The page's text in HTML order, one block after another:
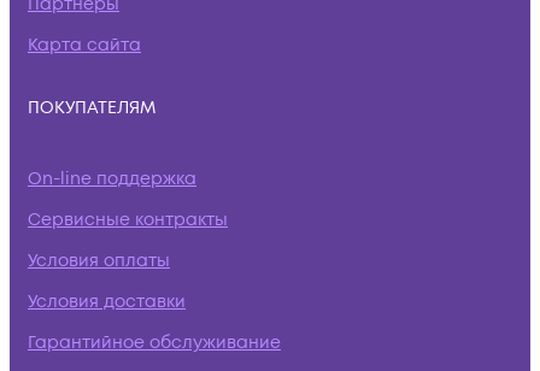
Карта сайта
ПОКУПАТЕЛЯМ
On-line поддержка
Сервисные контракты
Условия оплаты
Условия доставки
Гарантийное обслуживание